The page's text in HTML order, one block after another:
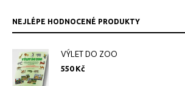
NEJLÉPE HODNOCENÉ PRODUKTY
VÝLET DO ZOO
550 Kč